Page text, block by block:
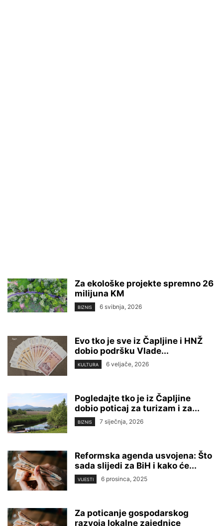
Za ekološke projekte spremno 26
milijuna KM
BIZNIS 6 svibnja, 2026
Evo tko je sve iz Čapljine i HNŽ
dobio podršku Vlade...
KULTURA 6 veljače, 2026
Pogledajte tko je iz Čapljine
dobio poticaj za turizam i za...
BIZNIS 7 siječnja, 2026
Reformska agenda usvojena: Što
sada slijedi za BiH i kako će...
VIJESTI 6 prosinca, 2025
Za poticanje gospodarskog
razvoja lokalne zajednice